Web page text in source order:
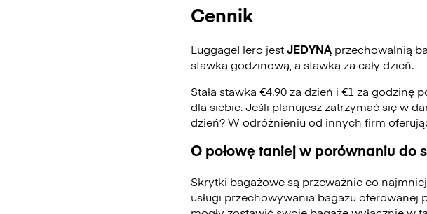
Cennik
LuggageHero jestJEDYNĄ przechowalnią
stawką godzinową, a stawką za cały dzień.
Stała stawka €4.90 za dzień i €1 za
dla siebie. Jeśli planujesz zatrzymać się w
dzień? W odróżnieniu od innych firm
O połowę taniej w porównaniu
Skrytki bagażowe są przeważnie co
usługi przechowywania bagażu